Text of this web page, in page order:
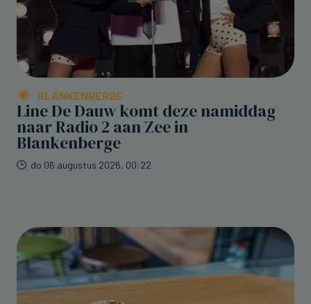
BLANKENBERGE
Line De Dauw komt deze namiddag
naar Radio 2 aan Zee in
Blankenberge
do 06 augustus 2026, 00:22